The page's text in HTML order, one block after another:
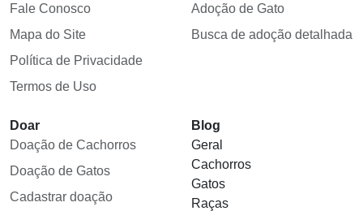
Fale Conosco
Mapa do Site
Política de Privacidade
Termos de Uso
Adoção de Gato
Busca de adoção detalhada
Doar
Doação de Cachorros
Doação de Gatos
Cadastrar doação
Blog
Geral
Cachorros
Gatos
Raças